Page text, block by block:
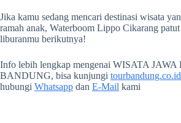
Jika kamu sedang mencari destinasi wisata
ramah anak, Waterboom Lippo Cikarang
liburanmu berikutnya!
Info lebih lengkap mengenai WISATA
BANDUNG, bisa kunjungi tourbandung.co.id
hubungi Whatsapp dan E-Mail kami